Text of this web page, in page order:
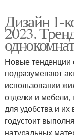
Дизайн 1-
2023.
Новые тенденции
подразумевают
использовании
отделки и
для удобства и
годустоит
натуральных